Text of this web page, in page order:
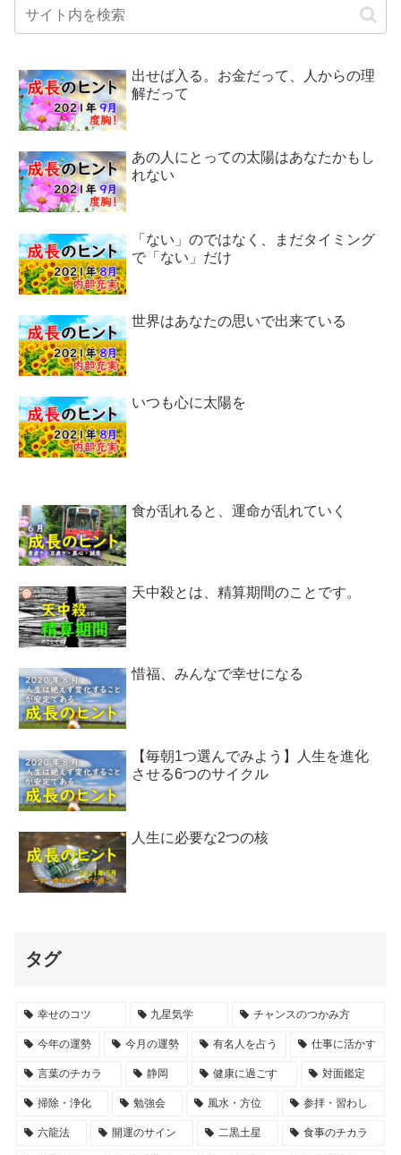
出せば入る。お金だって、人からの理
解だって
あの人にとっての太陽はあなたかもし
れない
「ない」のではなく、まだタイミング
で「ない」だけ
世界はあなたの思いで出来ている
いつも心に太陽を
食が乱れると、運命が乱れていく
天中殺とは、精算期間のことです。
惜福、みんなで幸せになる
【毎朝1つ選んでみよう】人生を進化
させる6つのサイクル
人生に必要な2つの核
タグ
幸せのコツ 九星気学 チャンスのつかみ方
今年の運勢 今月の運勢 有名人を占う 仕事に活かす
言葉のチカラ 静岡 健康に過ごす 対面鑑定
掃除・浄化 勉強会 風水・方位 参拝・習わし
六龍法 開運のサイン 二黒土星 食事のチカラ